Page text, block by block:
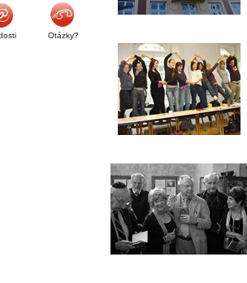
Otázky?